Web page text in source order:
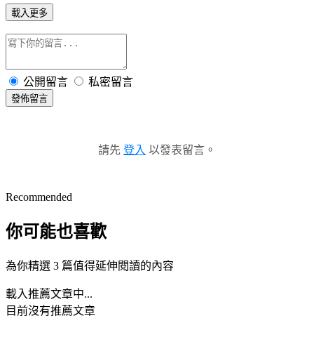
載入更多
公開留言 私密留言
發佈留言
請先 登入 以發表留言。
Recommended
你可能也喜歡
為你精選 3 篇值得延伸閱讀的內容
載入推薦文章中...
目前沒有推薦文章